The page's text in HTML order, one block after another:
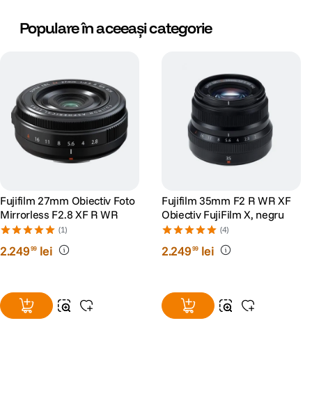
Populare în aceeași categorie
Fujifilm 27mm Obiectiv Foto
Mirrorless F2.8 XF R WR
(1)
2.24999 lei
Fujifilm 35mm F2 R WR XF
Obiectiv FujiFilm X, negru
(4)
2.24999 lei